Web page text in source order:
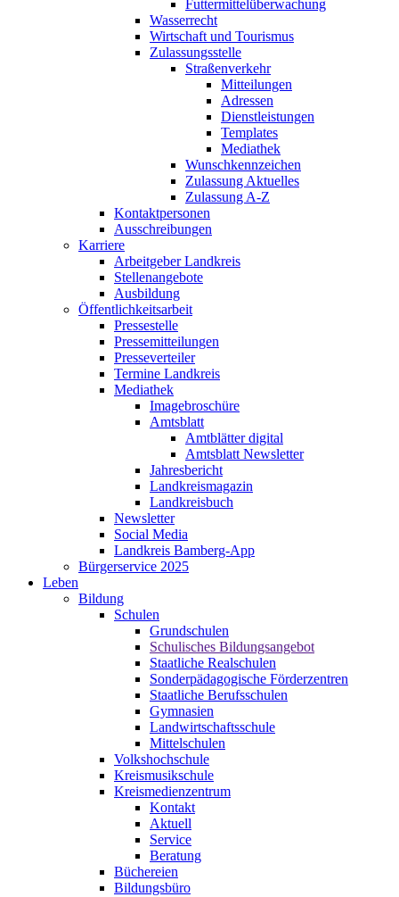
Futtermittelüberwachung
Wasserrecht
Wirtschaft und Tourismus
Zulassungsstelle
Straßenverkehr
Mitteilungen
Adressen
Dienstleistungen
Templates
Mediathek
Wunschkennzeichen
Zulassung Aktuelles
Zulassung A-Z
Kontaktpersonen
Ausschreibungen
Karriere
Arbeitgeber Landkreis
Stellenangebote
Ausbildung
Öffentlichkeitsarbeit
Pressestelle
Pressemitteilungen
Presseverteiler
Termine Landkreis
Mediathek
Imagebroschüre
Amtsblatt
Amtblätter digital
Amtsblatt Newsletter
Jahresbericht
Landkreismagazin
Landkreisbuch
Newsletter
Social Media
Landkreis Bamberg-App
Bürgerservice 2025
Leben
Bildung
Schulen
Grundschulen
Schulisches Bildungsangebot
Staatliche Realschulen
Sonderpädagogische Förderzentren
Staatliche Berufsschulen
Gymnasien
Landwirtschaftsschule
Mittelschulen
Volkshochschule
Kreismusikschule
Kreismedienzentrum
Kontakt
Aktuell
Service
Beratung
Büchereien
Bildungsbüro